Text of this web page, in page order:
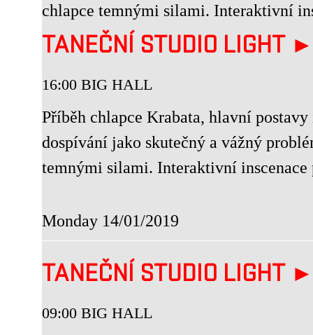
chlapce temnými silami. Interaktivní
TANEČNÍ STUDIO LIGHT ►
16:00 BIG HALL
Příběh chlapce Krabata, hlavní
dospívání jako skutečný a vážný
temnými silami. Interaktivní
Monday 14/01/2019
TANEČNÍ STUDIO LIGHT ►
09:00 BIG HALL